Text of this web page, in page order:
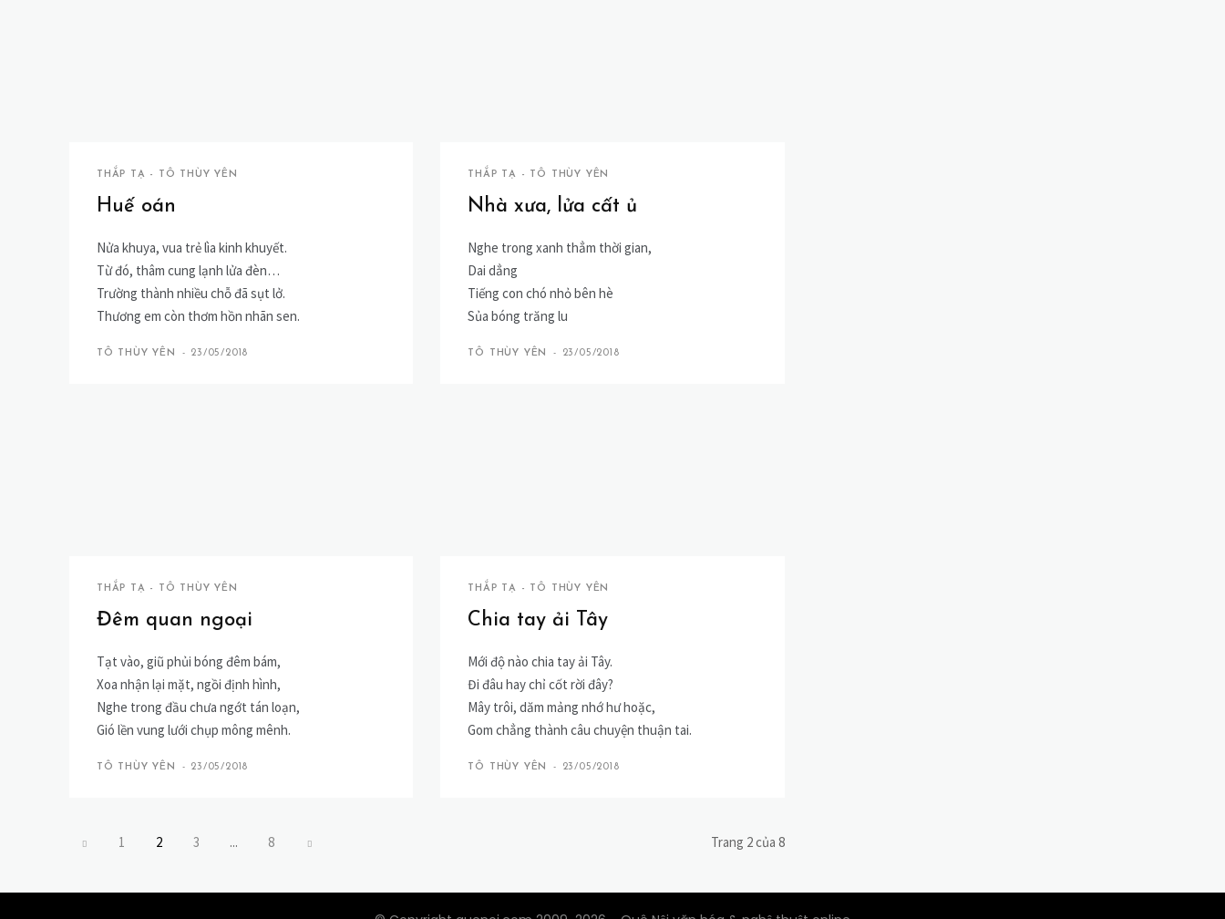
THẮP TẠ - TÔ THÙY YÊN
Huế oán
Nửa khuya, vua trẻ lìa kinh khuyết.
Từ đó, thâm cung lạnh lửa đèn…
Trường thành nhiều chỗ đã sụt lở.
Thương em còn thơm hồn nhãn sen.
TÔ THÙY YÊN - 23/05/2018
THẮP TẠ - TÔ THÙY YÊN
Nhà xưa, lửa cất ủ
Nghe trong xanh thẳm thời gian,
Dai dẳng
Tiếng con chó nhỏ bên hè
Sủa bóng trăng lu
TÔ THÙY YÊN - 23/05/2018
THẮP TẠ - TÔ THÙY YÊN
Đêm quan ngoại
Tạt vào, giũ phủi bóng đêm bám,
Xoa nhận lại mặt, ngồi định hình,
Nghe trong đầu chưa ngớt tán loạn,
Gió lền vung lưới chụp mông mênh.
TÔ THÙY YÊN - 23/05/2018
THẮP TẠ - TÔ THÙY YÊN
Chia tay ải Tây
Mới độ nào chia tay ải Tây.
Đi đâu hay chỉ cốt rời đây?
Mây trôi, dăm mảng nhớ hư hoặc,
Gom chẳng thành câu chuyện thuận tai.
TÔ THÙY YÊN - 23/05/2018
1 2 3 ... 8 Trang 2 của 8